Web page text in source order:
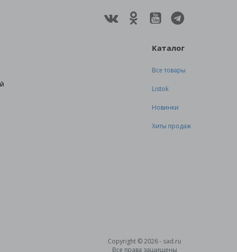
Каталог
Все товары
Listok
Новинки
Хиты продаж
Copyright © 2026 - sad.ru
Все права защищены